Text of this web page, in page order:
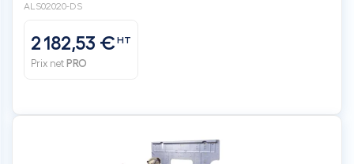
ALS02020-DS
2 182,53 €HT
Prix net PRO